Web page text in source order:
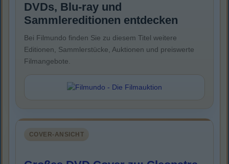
DVDs, Blu-ray und
Sammlereditionen entdecken
Bei Filmundo finden Sie zu diesem Titel weitere
Editionen, Sammlerstücke, Auktionen und preiswerte
Filmangebote.
COVER-ANSICHT